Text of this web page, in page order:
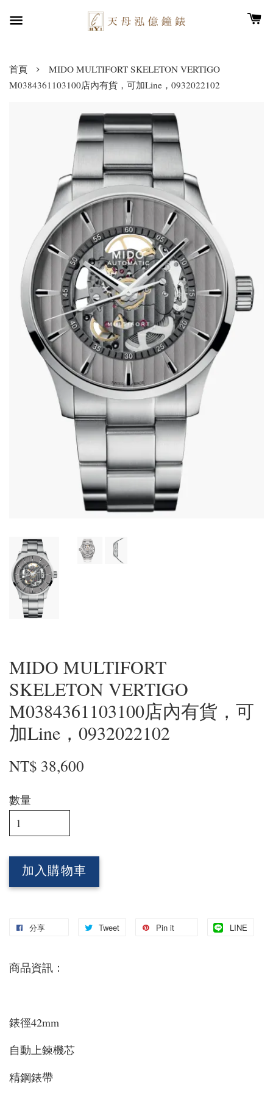
首頁 ›
MIDO MULTIFORT SKELETON VERTIGO
M0384361103100店內有貨，可加Line，0932022102
MIDO MULTIFORT
SKELETON VERTIGO
M0384361103100店內有貨，可
加Line，0932022102
NT$ 38,600
數量
加入購物車
分享 Tweet Pin it LINE
商品資訊：
錶徑42mm
自動上鍊機芯
精鋼錶帶